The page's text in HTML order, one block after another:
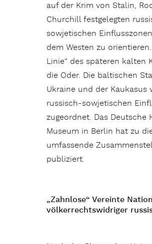
auf der Krim von Stalin,
Churchill festgelegten
sowjetischen
dem Westen zu
Linie“ des späteren kalten
die Oder. Die baltischen
Ukraine und der Kaukasus
russisch-sowjetischen
zugeordnet. Das Deutsche
Museum in Berlin hat zu
umfassende
publiziert.
„Zahnlose“ Vereinte
völkerrechtswidriger